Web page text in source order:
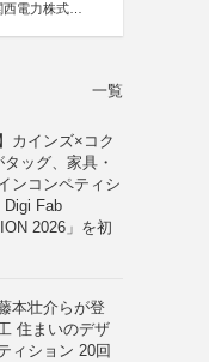
電力株式会
一覧
カインズ×コク
ッグ、家具・
ンコンペティシ
Digi Fab
2026」を初
本壮介らが登
住まいのデザ
ィション 20回